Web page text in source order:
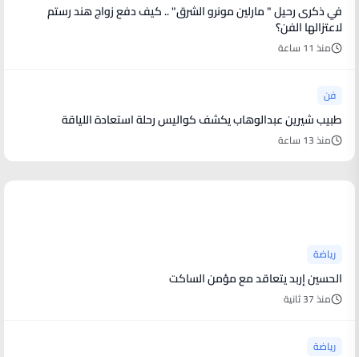
في ذكرى رحيل " مارلين مونرو الشرق" .. كيف دفع زواج هند رستم
لاعتزالها الفن؟
منذ 11 ساعة
فن
طبيب شيرين عبدالوهاب يكشف كواليس رحلة استعادة اللياقة
منذ 13 ساعة
رياضة
الحسين إربد يتعاقد مع مؤمن الساكت
منذ 37 ثانية
رياضة